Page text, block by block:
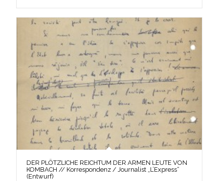
DER PLÖTZLICHE REICHTUM DER ARMEN LEUTE VON
KOMBACH // Korrespondenz / Journalist „L’Express“
(Entwurf)